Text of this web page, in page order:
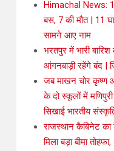
Himachal News:
बस, 7 की मौत | 11
सामने आए नाम
भरतपुर में भारी
आंगनबाड़ी रहेंगे बंद |
जब माखन चोर कृष्ण
के दो स्कूलों में
सिखाई भारतीय
राजस्थान कैबिनेट का
मिला बड़ा बीमा